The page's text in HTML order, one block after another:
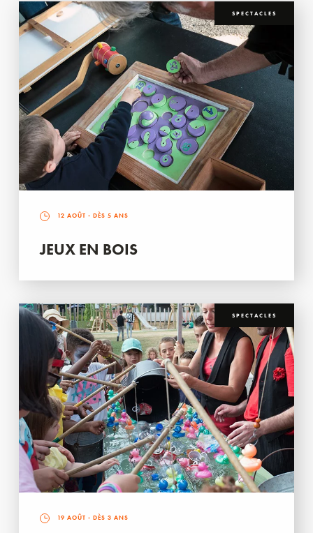
SPECTACLES
12 AOÛT - DÈS 5 ANS
JEUX EN BOIS
SPECTACLES
19 AOÛT - DÈS 3 ANS